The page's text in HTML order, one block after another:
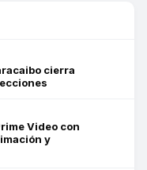
cierra
Video con
y